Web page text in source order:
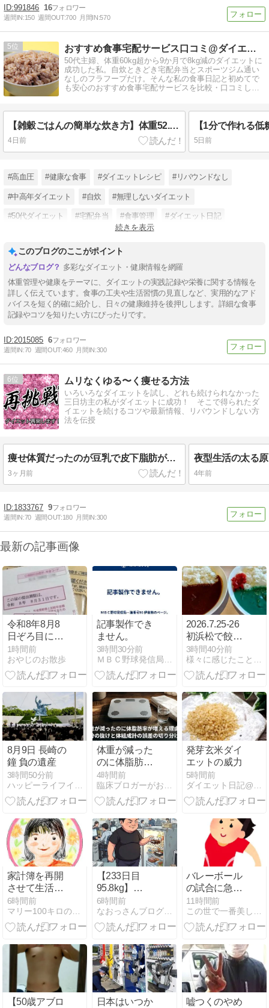
991846 16
週間IN:150 週間OUT:700 月間IN:570
5 おすすめ食事宅配サービス口コミ@ダイエット
50代主婦、体重60kg超から9か月で8kg減のダイエットに
成功した私。自炊ときどき宅配弁当とスポーツジム通い
なしのフラフープだけ。そんな私の食事日記と初めてで
も安心のおすすめ食事宅配サービスを比較・口コミして
【雑穀ごはんの簡単な炊き方】体重52.7kg⇒52.4kg（2026年8月4日火曜）
4日前 5日前
#高血圧 #健康な食事 #ダイエットレシピ #リバウンドなし
#中高年ダイエット #自炊 #無理しないダイエット
#50代ダイエット #宅配弁当 #食事管理 #ダイエット日記
続きを表示
このブログのここがポイント
多彩なダイエット・健康情報を網羅
体重管理や健康をテーマに、ダイエットの実践記録や栄養に関する情報を
詳しく伝えています。食事の工夫や生活習慣の見直しなど、実用的なアド
バイスを短く的確に紹介し、日々の健康維持を後押しします。詳細な食事
記録やコツを知りたい方にぴったりです。
2015085 6
週間IN:70 週間OUT:460 月間IN:300
6 ムリなくゆる〜く痩せる方法
いろいろなダイエットを試し、どれも続けられなかった
三日坊主の私がダイエットに成功！ そこで得られたダ
イエットを続けるコツや最新情報、リバウンドしない方
法を伝授
痩せ体質だったのが豆乳で皮下脂肪がぁぁ：ダイエット再開します
3ヶ月前 4年前
1833767 9
週間IN:70 週間OUT:180 月間IN:300
最新の記事画像
令和8年8月8
日ぞろ目に返
信
1時間前
おやじのお散歩
記事製作でき
ません。
3時間30分前
2026.7.25-26
初浜松で餃子
と初音ミクを
堪能も40℃超
えの灼熱地獄
た・・・
3時間40分前
8月9日 長崎の
鐘 負の遺産
3時間50分前
体重が減った
のに体脂肪率
が増える理由
｜水分の抜け
と体組成計の
け
4時間前
発芽玄米ダイ
エットの威力
5時間前
家計簿を再開
させて生活を
楽しむ
6時間前
マリー100キロの日常と体重記録のブログ
【233日目
95.8kg】
100kg越え卒
業生が今年最
軽量95.8kg達
部署での即ゼ
ラチンハック
とSwitch2版
FF14マウス認
識不能の悲劇
6時間前
なおっさんブログ〜肉体改造ブログ〜
バレーボール
の試合に急き
ょ参戦！！
11時間前
【50歳アブロ
日本はいつか
嘘つくのやめ